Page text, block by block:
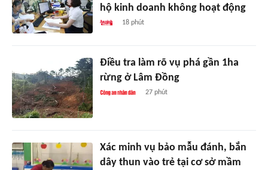
hộ kinh doanh không hoạt động
18 phút
Điều tra làm rõ vụ phá gần 1ha
rừng ở Lâm Đồng
27 phút
Xác minh vụ bảo mẫu đánh, bắn
dây thun vào trẻ tại cơ sở mầm